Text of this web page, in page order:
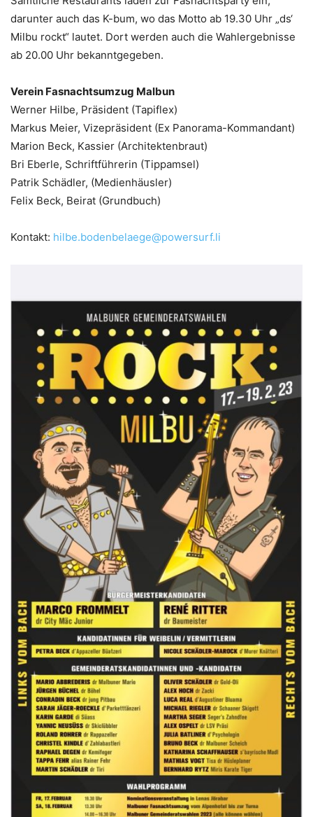
darunter auch das K-bum, wo das Motto ab 19.30 Uhr „ds‘
Milbu rockt“ lautet. Dort werden auch die Wahlergebnisse
ab 20.00 Uhr bekanntgegeben.
Verein Fasnachtsumzug Malbun
Werner Hilbe, Präsident (Tapiflex)
Markus Meier, Vizepräsident (Ex Panorama-Kommandant)
Marion Beck, Kassier (Architektenbraut)
Bri Eberle, Schriftführerin (Tippamsel)
Patrik Schädler, (Medienhäusler)
Felix Beck, Beirat (Grundbuch)
Kontakt: hilbe.bodenbelaege@powersurf.li